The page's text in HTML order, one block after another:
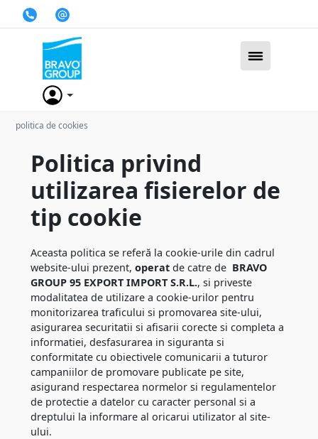
politica de cookies
Politica privind
utilizarea fisierelor de
tip cookie
Aceasta politica se referă la cookie-urile din cadrul
website-ului prezent, operatde catre de BRAVO
GROUP 95 EXPORT IMPORT S.R.L., si priveste
modalitatea de utilizare a cookie-urilor pentru
monitorizarea traficului si promovarea site-ului,
asigurarea securitatii si afisarii corecte si completa a
informatiei, desfasurarea in siguranta si
conformitate cu obiectivele comunicarii a tuturor
campaniilor de promovare publicate pe site,
asigurand respectarea normelor si regulamentelor
de protectie a datelor cu caracter personal si a
dreptului la informare al oricarui utilizator al site-
ului.